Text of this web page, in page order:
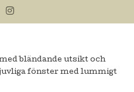
bländande utsikt och
fönster med lummigt